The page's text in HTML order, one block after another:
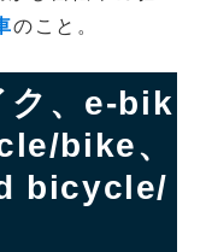
のこと。
ク、e-bik
bike、
bicycle/